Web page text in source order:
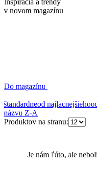
Inšpirácia a trendy
v novom magazínu
Do magazínu
štandardneod najlacnejšieho
názvu Z-A
Produktov na stranu:
Je nám ľúto, ale